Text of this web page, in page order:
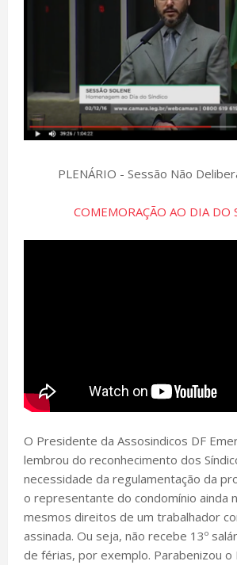
PLENÁRIO - Sessão Não
COMEMORAÇÃO AO DIA DO
O Presidente da Assosindicos DF
lembrou do reconhecimento dos
necessidade da regulamentação da
o representante do condomínio ainda
mesmos direitos de um trabalhador
assinada. Ou seja, não recebe 13º
de férias, por exemplo. Parabenizou o